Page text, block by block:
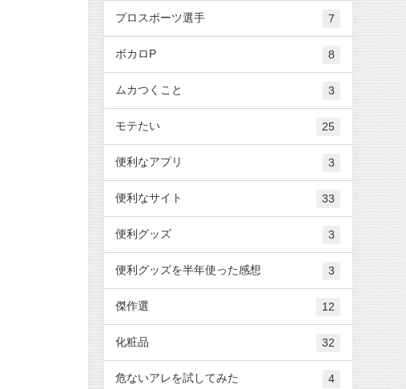
プロスポーツ選手 7
ボカロP 8
ムカつくこと 3
モテたい 25
便利なアプリ 3
便利なサイト 33
便利グッズ 3
便利グッズを半年使った感想 3
傑作選 12
化粧品 32
危ないアレを試してみた 4